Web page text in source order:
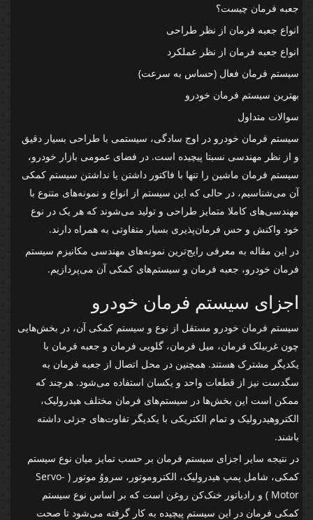
جعبه فرمان چیست؟
انواع جعبه فرمان از نظر طراحی
انواع جعبه فرمان از نظر عملکرد
سیستم فرمان فعال (حساس به سرعت)
بهترین سیستم فرمان خودرو
سوالات متداول
سیستم فرمان خودرو در اوج سادگی، سیستمی با طراحی بسیار دقیق
و از نظر مهندسی نسبتا پیچیده است. در فضای عمومی بازار خودرو،
سیستم فرمان ماشین را تنها با فاکتور داشتن یا نداشتن سیستم کمکی
آن می‌شناسیم، در حالی که این سیستم از انواع و نمونه‌های متنوع با
مهندسی‌های کاملا متمایز طراحی و تولید می‌شوند که هر یک در نوع
خود واکنش و حس فرمان‌پذیری بسیار متفاوتی به همراه دارند.
در این مقاله به معرفی رایج‌ترین نمونه‌های مهندسی مکانیزم سیستم
فرمان خودرو، جعبه فرمان و سیستم‌های کمکی آن می‌پردازیم.
اجزای سیستم فرمان خودرو
سیستم فرمان خودرو مستقل از نوع و سیستم کمکی آن، در بخش‌هایی
چون غربیلک فرمان، میل فرمان، گلویی فرمان و جعبه فرمان با
یکدیگر مشترک هستند. همچنین در محل اتصال از جعبه فرمان به
سگدست نیز از قطعات واحد و یکسان استفاده می‌شود. هرچند که
ممکن است این بخش‌ها در سیستم‌های فرمان مختلف هیدرولیک،
الکتروهیدرولیک و تمام الکتریکی با یکدیگر تفاوت‌های جزئی داشته
باشند.
در نتیجه سایر اجزای سیستم فرمان بر حسب تمایز میان نوع سیستم
کمکی، شامل پمپ هیدرولیک، الکتروموتور، سرووُ موتور ( Servo-
Motor ) و رادیاتور خنک‌کن روغن است که بر اساس نوع سیستم
کمکی فرمان در این سیستم پیچیده به کار گرفته می‌شود تا صحت